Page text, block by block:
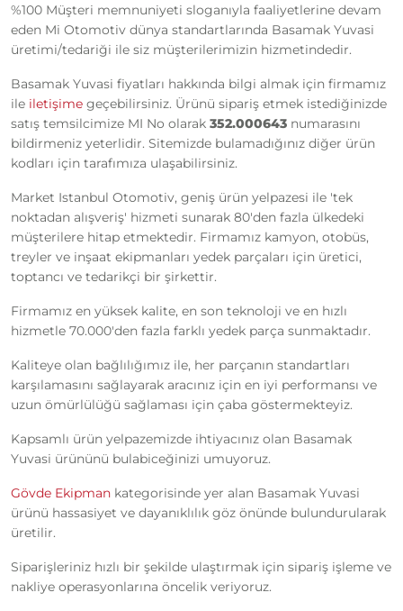
%100 Müşteri memnuniyeti sloganıyla faaliyetlerine devam
eden Mi Otomotiv dünya standartlarında Basamak Yuvasi
üretimi/tedariği ile siz müşterilerimizin hizmetindedir.
Basamak Yuvasi fiyatları hakkında bilgi almak için firmamız
ile iletişime geçebilirsiniz. Ürünü sipariş etmek istediğinizde
satış temsilcimize MI No olarak 352.000643 numarasını
bildirmeniz yeterlidir. Sitemizde bulamadığınız diğer ürün
kodları için tarafımıza ulaşabilirsiniz.
Market Istanbul Otomotiv, geniş ürün yelpazesi ile 'tek
noktadan alışveriş' hizmeti sunarak 80'den fazla ülkedeki
müşterilere hitap etmektedir. Firmamız kamyon, otobüs,
treyler ve inşaat ekipmanları yedek parçaları için üretici,
toptancı ve tedarikçi bir şirkettir.
Firmamız en yüksek kalite, en son teknoloji ve en hızlı
hizmetle 70.000'den fazla farklı yedek parça sunmaktadır.
Kaliteye olan bağlılığımız ile, her parçanın standartları
karşılamasını sağlayarak aracınız için en iyi performansı ve
uzun ömürlülüğü sağlaması için çaba göstermekteyiz.
Kapsamlı ürün yelpazemizde ihtiyacınız olan Basamak
Yuvasi ürününü bulabiceğinizi umuyoruz.
Gövde Ekipman kategorisinde yer alan Basamak Yuvasi
ürünü hassasiyet ve dayanıklılık göz önünde bulundurularak
üretilir.
Siparişleriniz hızlı bir şekilde ulaştırmak için sipariş işleme ve
nakliye operasyonlarına öncelik veriyoruz.